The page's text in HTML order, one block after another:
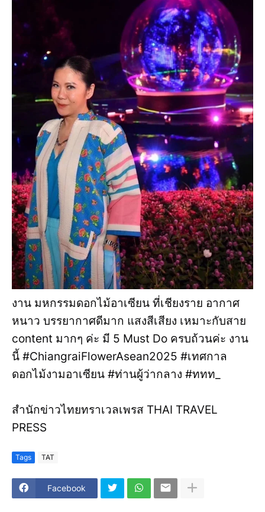
งาน มหกรรมดอกไม้อาเซียน ที่เชียงราย อากาศ
หนาว บรรยากาศดีมาก แสงสีเสียง เหมาะกับสาย
content มากๆ ค่ะ มี 5 Must Do ครบถ้วนค่ะ งาน
นี้ #ChiangraiFlowerAsean2025 #เทศกาล
ดอกไม้งามอาเซียน #ท่านผู้ว่ากลาง #ททท_
สำนักข่าวไทยทราเวลเพรส THAI TRAVEL
PRESS
Tags TAT
Facebook